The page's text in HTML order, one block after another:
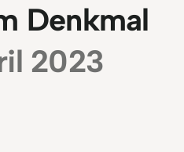
Denkmal
2023